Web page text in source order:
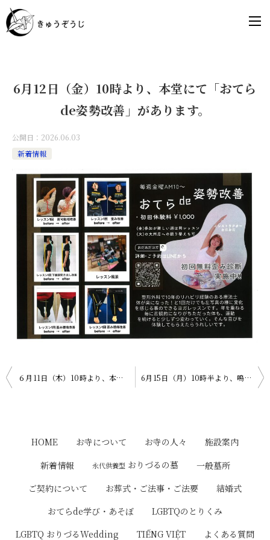
6月12日（金）10時より、本堂にて「おてら
de姿勢改善」があります。
公開日： 2026.06.03
新着情報
投
ョ
６月11日（木）10時より、本堂にて「おてらdeやさしいヨガ」があります。 6月15日（月）10時半より、嗚灯院（アート院：旧本堂）にて「おてらdeあそぼう！～親子サークルまるまる～」があります。
HOME お寺について お寺の人々
施設案内
新着情報
永代供養型 おりづるの墓
一般墓所
ご契約について
お葬式・ご法事・ご法要
結婚式
おてらde学び・あそぼ
LGBTQのとりくみ
LGBTQ おりづるWedding
TIẾNG VIỆT よくある質問